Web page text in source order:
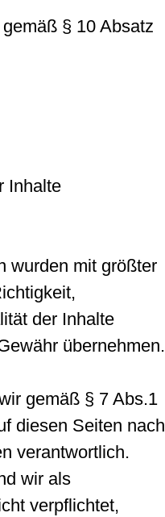
§ 10 Absatz
Inhalte
wurden mit größter
der Inhalte
übernehmen.
gemäß § 7 Abs.1
diesen Seiten nach
verantwortlich.
wir als
verpflichtet,